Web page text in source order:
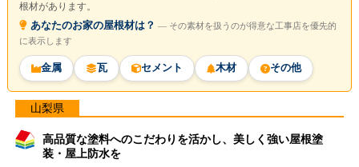
根材があります。
あなたのお家の屋根材は？ ― その素材を扱うのが得意な工事店を優先的
に表示します
金属 瓦 セメント 木材 その他
山梨県
高品質な塗料へのこだわりを活かし、美しく強い屋根塗
装・屋上防水を